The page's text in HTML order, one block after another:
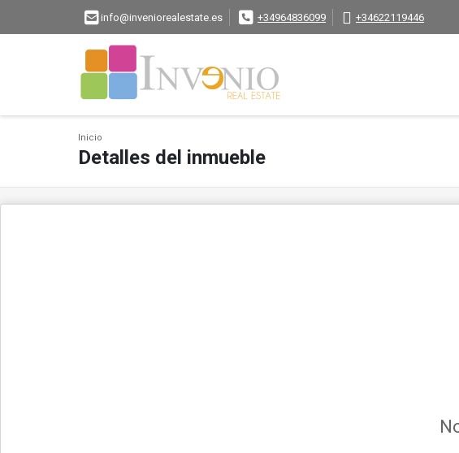
info@inveniorealestate.es +34964836099 +34622119446
Inicio
Detalles del inmueble